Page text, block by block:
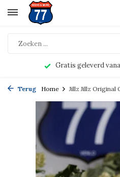
Gratis geleverd
Terug Home Jillz Jillz Original